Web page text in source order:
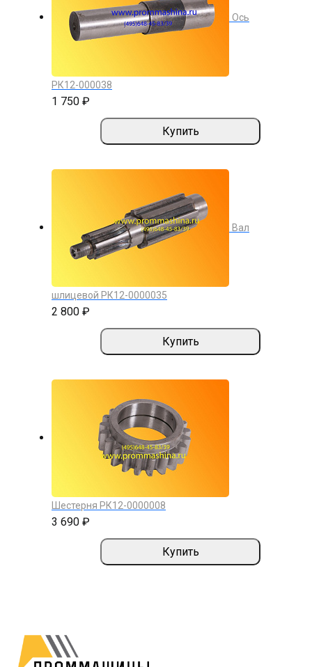
Ось
РК12-000038
1 750 ₽
Купить
Вал
шлицевой РК12-0000035
2 800 ₽
Купить
Шестерня РК12-0000008
3 690 ₽
Купить